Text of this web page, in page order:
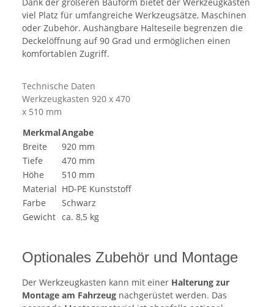
viel Platz für umfangreiche Werkzeugsätze, Maschinen
oder Zubehör. Aushängbare Halteseile begrenzen die
Deckelöffnung auf 90 Grad und ermöglichen einen
komfortablen Zugriff.
Technische Daten
Werkzeugkasten 920 x 470
x 510 mm
MerkmalAngabe
Breite
920 mm
Tiefe
470 mm
Höhe
510 mm
Material HD-PE Kunststoff
Farbe
Schwarz
Gewicht ca. 8,5 kg
Optionales Zubehör und Montage
Der Werkzeugkasten kann mit einer Halterung zur
Montage am Fahrzeug nachgerüstet werden. Das